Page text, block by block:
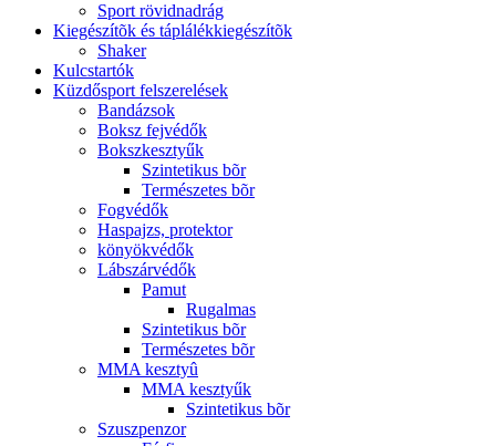
Sport rövidnadrág
Kiegészítõk és táplálékkiegészítõk
Shaker
Kulcstartók
Küzdősport felszerelések
Bandázsok
Boksz fejvédők
Bokszkesztyűk
Szintetikus bõr
Természetes bõr
Fogvédők
Haspajzs, protektor
könyökvédők
Lábszárvédők
Pamut
Rugalmas
Szintetikus bõr
Természetes bõr
MMA kesztyû
MMA kesztyűk
Szintetikus bõr
Szuszpenzor